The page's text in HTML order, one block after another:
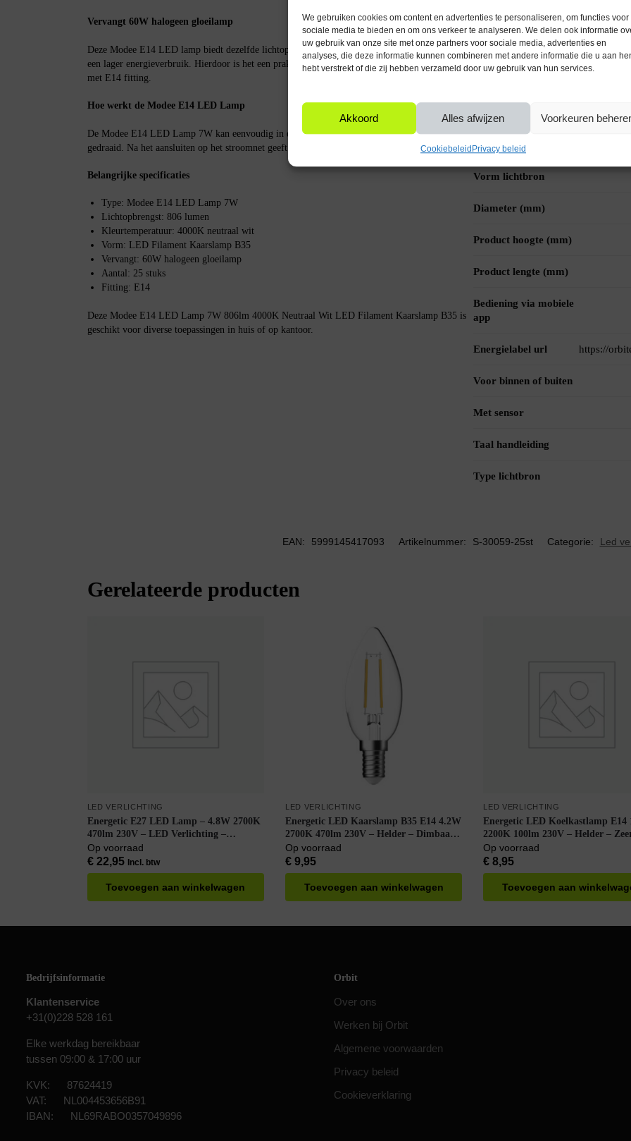
We gebruiken cookies om content en advertenties te personaliseren, om functies voor
sociale media te bieden en om ons verkeer te analyseren. We delen ook informatie
uw gebruik van onze site met onze partners voor sociale media, advertenties en
analyses, die deze informatie kunnen combineren met andere informatie die u aan
hebt verstrekt of die zij hebben verzameld door uw gebruik van hun services.
Akkoord Alles afwijzen Voorkeuren
Cookiebeleid Privacy beleid
Vervangt 60W halogeen gloeilamp
Deze Modee E14 LED lamp biedt dezelfde lichtopbrengst als een 60W halogeenlamp, maar met
een lager energieverbruik. Hierdoor is het een praktische vervanger voor bestaande armaturen
met E14 fitting.
Hoe werkt de Modee E14 LED Lamp
De Modee E14 LED Lamp 7W kan eenvoudig in een armatuur met E14 fitting worden
gedraaid. Na het aansluiten op het stroomnet geeft de lamp direct vol licht zonder opwarmtijd.
Belangrijke specificaties
Type: Modee E14 LED Lamp 7W
Lichtopbrengst: 806 lumen
Kleurtemperatuur: 4000K neutraal wit
Vorm: LED Filament Kaarslamp B35
Vervangt: 60W halogeen gloeilamp
Aantal: 25 stuks
Fitting: E14
Deze Modee E14 LED Lamp 7W 806lm 4000K Neutraal Wit LED Filament Kaarslamp B35 is
geschikt voor diverse toepassingen in huis of op kantoor.
Voltage (V)
Met dimfunctie
Kleur glas
Kleur
Vorm lichtbron
Diameter (mm)
Product hoogte (mm)
Product lengte (mm)
Bediening via mobiele
app
Energielabel url https://
Voor binnen of buiten
Met sensor
Taal handleiding
Type lichtbron
EAN: 5999145417093 Artikelnummer: S-30059-25st Categorie: Led
Gerelateerde producten
LED VERLICHTING
Energetic E27 LED Lamp – 4.8W 2700K
470lm 230V – LED Verlichting –
LEDBulb Flame A60 – Warm Wit –
Dimbaar – Per doos à 6 stuks
Op voorraad
€22,95 Incl. btw
Toevoegen aan winkelwagen
LED VERLICHTING
Energetic LED Kaarslamp B35 E14 4.2W
2700K 470lm 230V – Helder – Dimbaar –
Warm Wit
Op voorraad
€9,95
Toevoegen aan winkelwagen
LED VERLICHTING
Energetic LED Koelkastlamp E14
2200K 100lm 230V – Helder –
Warm Wit
Op voorraad
€ 8,95
Toevoegen aan
Bedrijfsinformatie
Klantenservice
+31(0)228 528 161
Elke werkdag bereikbaar
tussen 09:00 & 17:00 uur
KVK: 87624419
VAT: NL004453656B91
IBAN: NL69RABO0357049896
Orbit
Over ons
Werken bij Orbit
Algemene voorwaarden
Privacy beleid
Cookieverklaring